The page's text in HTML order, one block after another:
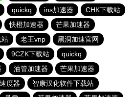
quickq ins加速器
CHK下载站
快橙加速器
芒果加速器
站 老王vnp
黑洞加速官网
9CZK下载站
quickq
油管加速器
芒果加速器
度器
智康汉化软件下载站